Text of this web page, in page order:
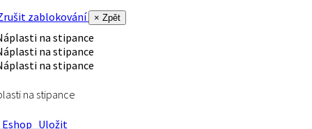
zablokování
× Zpět
na stipance
Uložit